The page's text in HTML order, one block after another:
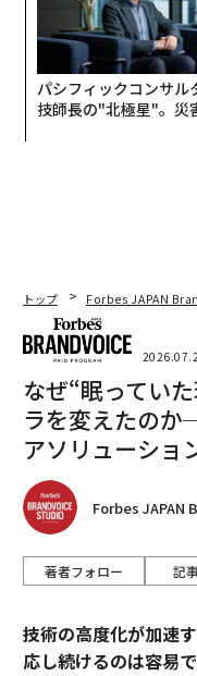
パシフィックコンサル
技師長の"北極星"。災
トップ Forbes JAPAN
なぜ“眠ってい
ラを変えたの
アソリューショ
Forbes
著者フォロー 記
技術の高度化が加速
応し続けるのは容易